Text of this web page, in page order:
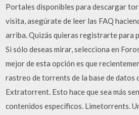
Portales disponibles para descargar
visita, asegúrate de leer las FAQ
arriba. Quizás quieras registrarte para
Si sólo deseas mirar, selecciona en
mejor de esta opción es que
rastreo de torrents de la base de datos
Extratorrent. Esto hace que sea más
contenidos específicos. Limetorrents.